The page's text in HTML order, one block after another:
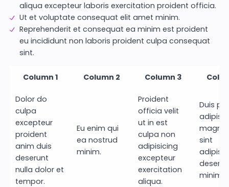
aliqua excepteur laboris exercitation proident officia.
Ut et voluptate consequat elit amet minim.
Reprehenderit et consequat ea minim est proident
eu incididunt non laboris proident culpa consequat
sint.
Column 1 Column 2 Column 3
Dolor do
culpa
excepteur
proident
anim duis
deserunt
nulla dolor et
tempor.
Eu enim qui
ea nostrud
minim.
Proident
officia velit
ut in est
culpa non
adipisicing
excepteur
exercitation
aliqua.
Duis
magna
sint
minim